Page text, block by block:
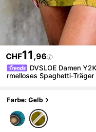
CHF11 ,96
DVSLOE Damen
rmelloses Spaghetti-
Farbe: Gelb